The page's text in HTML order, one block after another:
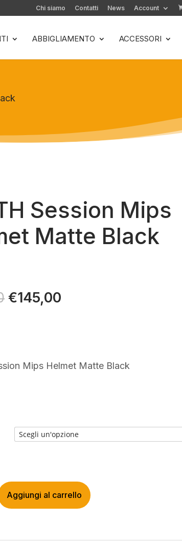
Chi siamo Contatti News Account
ABBIGLIAMENTO ACCESSORI
Session Mips
Matte Black
Il
prezzo
€145,00
Mips Helmet Matte Black
Aggiungi al carrello